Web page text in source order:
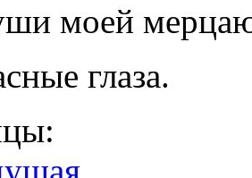
моей
глаза.